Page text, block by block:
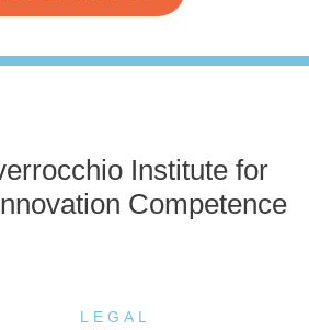
Institute for
Competence
LEGAL